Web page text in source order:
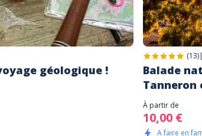
géologique !
(13)|
Balade
Tanneron
À partir de
10,00 €
A faire en